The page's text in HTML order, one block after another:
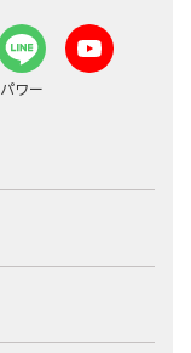
パワー